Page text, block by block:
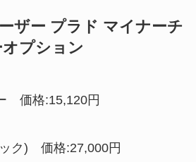
ザー プラド マイナーチ
プション
価格:15,120円
ク) 価格:27,000円